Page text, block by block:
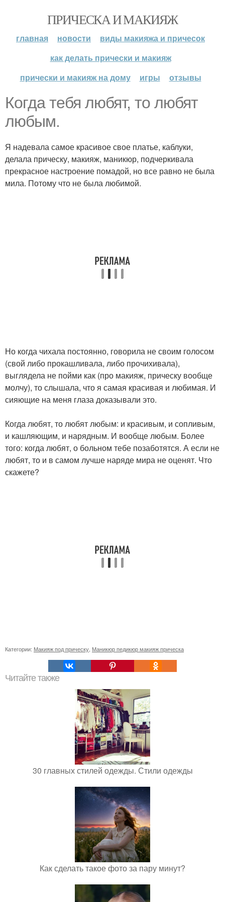
ПРИЧЕСКА И МАКИЯЖ
главная новости
виды макияжа и причесок
как делать прически и макияж
прически и макияж на дому
игры отзывы
Когда тебя любят, то любят
любым.
Я надевала самое красивое свое платье, каблуки,
делала прическу, макияж, маникюр, подчеркивала
прекрасное настроение помадой, но все равно не была
мила. Потому что не была любимой.
Но когда чихала постоянно, говорила не своим голосом
(свой либо прокашливала, либо прочихивала),
выглядела не пойми как (про макияж, прическу вообще
молчу), то слышала, что я самая красивая и любимая. И
сияющие на меня глаза доказывали это.
Когда любят, то любят любым: и красивым, и сопливым,
и кашляющим, и нарядным. И вообще любым. Более
того: когда любят, о больном тебе позаботятся. А если не
любят, то и в самом лучше наряде мира не оценят. Что
скажете?
Категории: Макияж под прическу Маникюр педикюр макияж прическа
Читайте также
30 главных стилей одежды. Стили одежды
Как сделать такое фото за пару минут?